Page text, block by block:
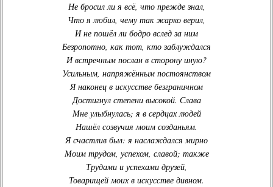
Не бросил ли я всё, что прежде знал,
Что я любил, чему так жарко верил,
И не пошёл ли бодро вслед за ним
Безропотно, как тот, кто заблуждался
И встречным послан в сторону иную?
Усильным, напряжённым постоянством
Я наконец в искусстве безграничном
Достигнул степени высокой. Слава
Мне улыбнулась; я в сердцах людей
Нашёл созвучия моим созданьям.
Я счастлив был: я наслаждался мирно
Моим трудом, успехом, славой; также
Трудами и успехами друзей,
Товарищей моих в искусстве дивном.